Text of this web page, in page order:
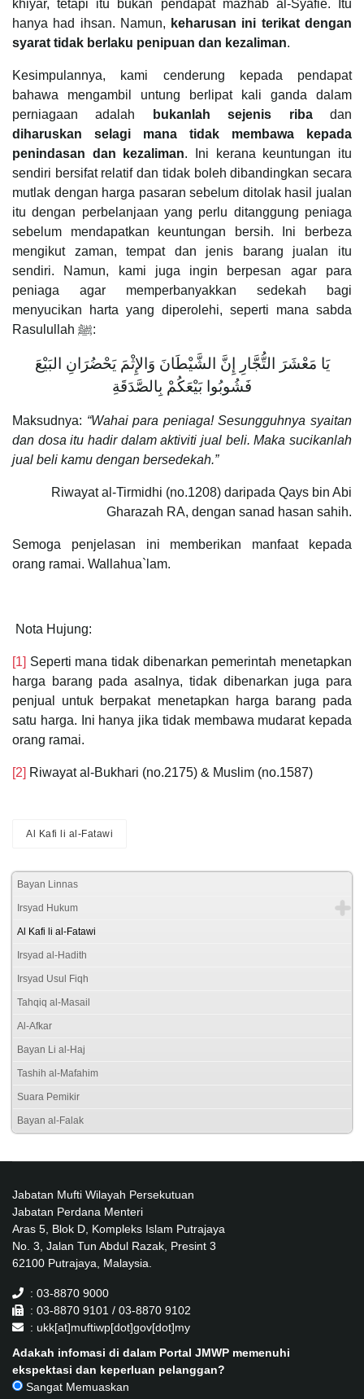
khiyar, tetapi itu bukan pendapat mazhab al-Syafie. Itu
hanya had ihsan. Namun, keharusan ini terikat dengan
syarat tidak berlaku penipuan dan kezaliman.
Kesimpulannya, kami cenderung kepada pendapat
bahawa mengambil untung berlipat kali ganda dalam
perniagaan adalah
bukanlah sejenis ribadan
diharuskan selagi mana tidak membawa kepada
penindasan dan kezaliman. Ini kerana keuntungan itu
sendiri bersifat relatif dan tidak boleh dibandingkan secara
mutlak dengan harga pasaran sebelum ditolak hasil jualan
itu dengan perbelanjaan yang perlu ditanggung peniaga
sebelum mendapatkan keuntungan bersih. Ini berbeza
mengikut zaman, tempat dan jenis barang jualan itu
sendiri. Namun, kami juga ingin berpesan agar para
peniaga agar memperbanyakkan sedekah bagi
menyucikan harta yang diperolehi, seperti mana sabda
Rasulullah ﷺ:
يَا مَعْشَرَ التُّجَّارِ إِنَّ الشَّيْطَانَ وَالإِثْمَ يَحْضُرَانِ البَيْعَ
فَشُوبُوا بَيْعَكُمْ بِالصَّدَقَةِ
Maksudnya: “Wahai para peniaga! Sesungguhnya syaitan
dan dosa itu hadir dalam aktiviti jual beli. Maka sucikanlah
jual beli kamu dengan bersedekah.”
Riwayat al-Tirmidhi (no.1208) daripada Qays bin Abi
Gharazah RA, dengan sanad hasan sahih.
Semoga penjelasan ini memberikan manfaat kepada
orang ramai. Wallahua`lam.
Nota Hujung:
[1] Seperti mana tidak dibenarkan pemerintah menetapkan
harga barang pada asalnya, tidak dibenarkan juga para
penjual untuk berpakat menetapkan harga barang pada
satu harga. Ini hanya jika tidak membawa mudarat kepada
orang ramai.
[2] Riwayat al-Bukhari (no.2175) & Muslim (no.1587)
Al Kafi li al-Fatawi
Bayan Linnas
Irsyad Hukum
Al Kafi li al-Fatawi
Irsyad al-Hadith
Irsyad Usul Fiqh
Tahqiq al-Masail
Al-Afkar
Bayan Li al-Haj
Tashih al-Mafahim
Suara Pemikir
Bayan al-Falak
Jabatan Mufti Wilayah Persekutuan
Jabatan Perdana Menteri
Aras 5, Blok D, Kompleks Islam Putrajaya
No. 3, Jalan Tun Abdul Razak, Presint 3
62100 Putrajaya, Malaysia.
: 03-8870 9000
: 03-8870 9101 / 03-8870 9102
: ukk[at]muftiwp[dot]gov[dot]my
Adakah infomasi di dalam Portal JMWP memenuhi
ekspektasi dan keperluan pelanggan?
Sangat Memuaskan